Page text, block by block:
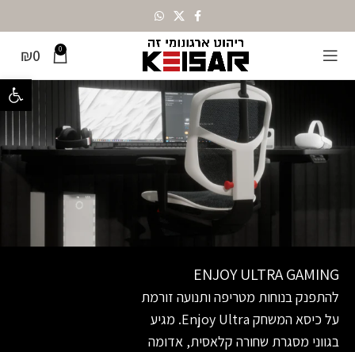
פתח
0
₪0
ENJOY ULTRA GAMING
להתפנק בנוחות מטריפה ותנועה זורמת
על כיסא המשחק Enjoy Ultra. מגיע
בגווני מסגרת שחורה קלאסית, אדומה